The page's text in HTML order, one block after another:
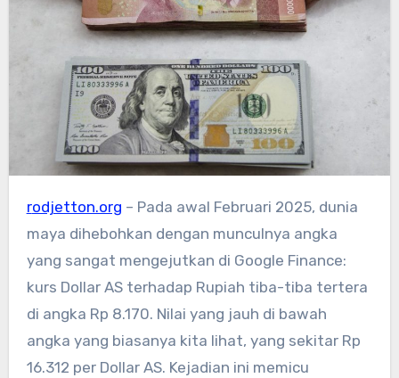
rodjetton.org – Pada awal Februari 2025, dunia
maya dihebohkan dengan munculnya angka
yang sangat mengejutkan di Google Finance:
kurs Dollar AS terhadap Rupiah tiba-tiba tertera
di angka Rp 8.170. Nilai yang jauh di bawah
angka yang biasanya kita lihat, yang sekitar Rp
16.312 per Dollar AS. Kejadian ini memicu